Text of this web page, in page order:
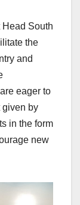
Head South
the
and
eager to
given by
in the form
new